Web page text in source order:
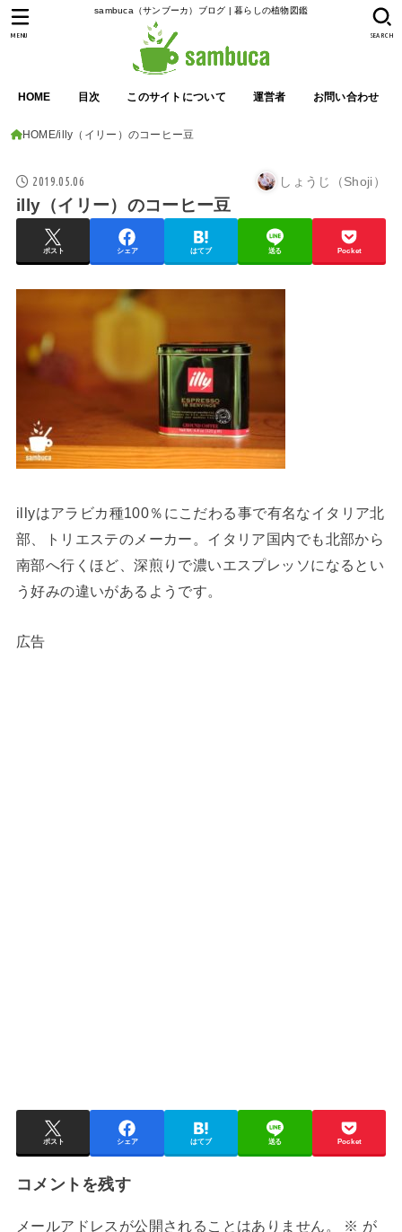
sambuca（サンブーカ）ブログ | 暮らしの植物図鑑
HOME 目次 このサイトについて 運営者 お問い合わせ
SEARCH
MENU
HOME illy（イリー）のコーヒー豆
2019.05.06 しょうじ（Shoji）
illy（イリー）のコーヒー豆
ポスト シェア はてブ 送る Pocket
illyはアラビカ種100％にこだわる事で有名なイタリア北
部、トリエステのメーカー。イタリア国内でも北部から
南部へ行くほど、深煎りで濃いエスプレッソになるとい
う好みの違いがあるようです。
広告
ポスト シェア はてブ 送る Pocket
コメントを残す
メールアドレスが公開されることはありません。 ※ が